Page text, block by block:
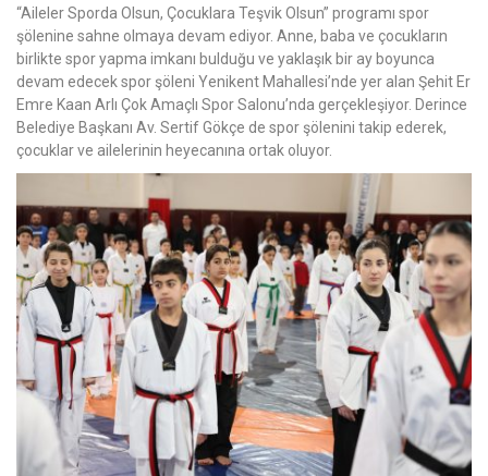
“Aileler Sporda Olsun, Çocuklara Teşvik Olsun” programı spor
şölenine sahne olmaya devam ediyor. Anne, baba ve çocukların
birlikte spor yapma imkanı bulduğu ve yaklaşık bir ay boyunca
devam edecek spor şöleni Yenikent Mahallesi’nde yer alan Şehit Er
Emre Kaan Arlı Çok Amaçlı Spor Salonu’nda gerçekleşiyor. Derince
Belediye Başkanı Av. Sertif Gökçe de spor şölenini takip ederek,
çocuklar ve ailelerinin heyecanına ortak oluyor.